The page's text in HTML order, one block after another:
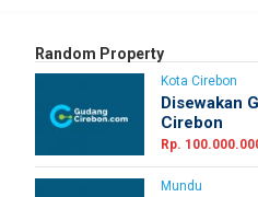
Random Property
Kota Cirebon
Disewakan
Cirebon
Rp.
Mundu